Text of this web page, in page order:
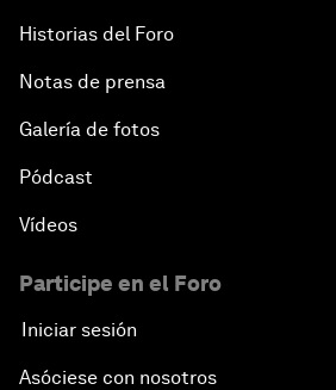
Historias del Foro
Notas de prensa
Galería de fotos
Pódcast
Vídeos
Participe en el Foro
Iniciar sesión
Asóciese con nosotros